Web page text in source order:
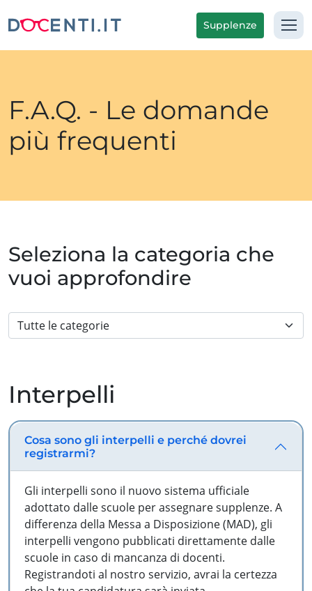
Supplenze
F.A.Q. - Le domande
più frequenti
Seleziona la categoria che
vuoi approfondire
Interpelli
Cosa sono gli interpelli e perché dovrei
registrarmi?
Gli interpelli sono il nuovo sistema ufficiale
adottato dalle scuole per assegnare supplenze. A
differenza della Messa a Disposizione (MAD), gli
interpelli vengono pubblicati direttamente dalle
scuole in caso di mancanza di docenti.
Registrandoti al nostro servizio, avrai la certezza